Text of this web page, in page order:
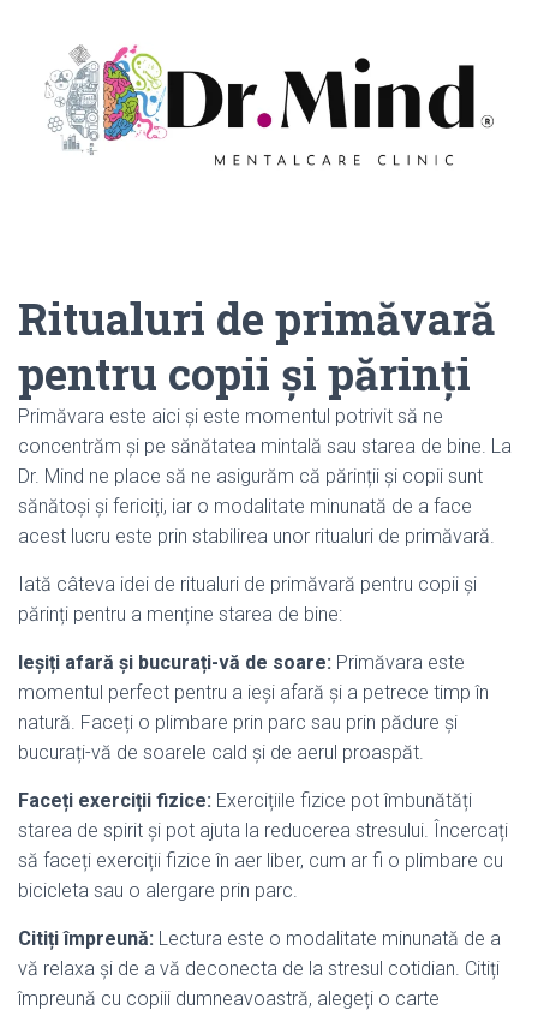
Ritualuri de primăvară
pentru copii și părinți
Primăvara este aici și este momentul potrivit să ne
concentrăm și pe sănătatea mintală sau starea de bine. La
Dr. Mind ne place să ne asigurăm că părinții și copii sunt
sănătoși și fericiți, iar o modalitate minunată de a face
acest lucru este prin stabilirea unor ritualuri de primăvară.
Iată câteva idei de ritualuri de primăvară pentru copii și
părinți pentru a menține starea de bine:
Ieșiți afară și bucurați-vă de soare: Primăvara este
momentul perfect pentru a ieși afară și a petrece timp în
natură. Faceți o plimbare prin parc sau prin pădure și
bucurați-vă de soarele cald și de aerul proaspăt.
Faceți exerciții fizice: Exercițiile fizice pot îmbunătăți
starea de spirit și pot ajuta la reducerea stresului. Încercați
să faceți exerciții fizice în aer liber, cum ar fi o plimbare cu
bicicleta sau o alergare prin parc.
Citiți împreună: Lectura este o modalitate minunată de a
vă relaxa și de a vă deconecta de la stresul cotidian. Citiți
împreună cu copiii dumneavoastră, alegeți o carte